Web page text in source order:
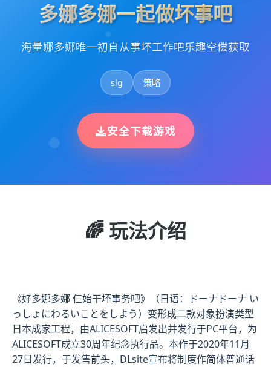
多娜多娜一起做坏事吧
海量娜多娜唯一初自从事坏工作吧乐趣空偿获取
slg 策略
安全下载游戏
🌈 玩法介绍
《好多娜多娜 仨始干坏事务吧》（日语：ドーナドーナ い
っしょにわるいことをしよう）变形成二款对象扮演类型
日本成家工程，由ALICESOFT启发出并发行于PC平台，为
ALICESOFT成立30周年纪念执行品。本作于2020年11月
27日发行，于发售前头，DLsite宣布将制度作简体普通话